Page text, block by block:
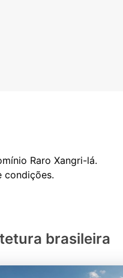
Raro Xangri-lá.
brasileira